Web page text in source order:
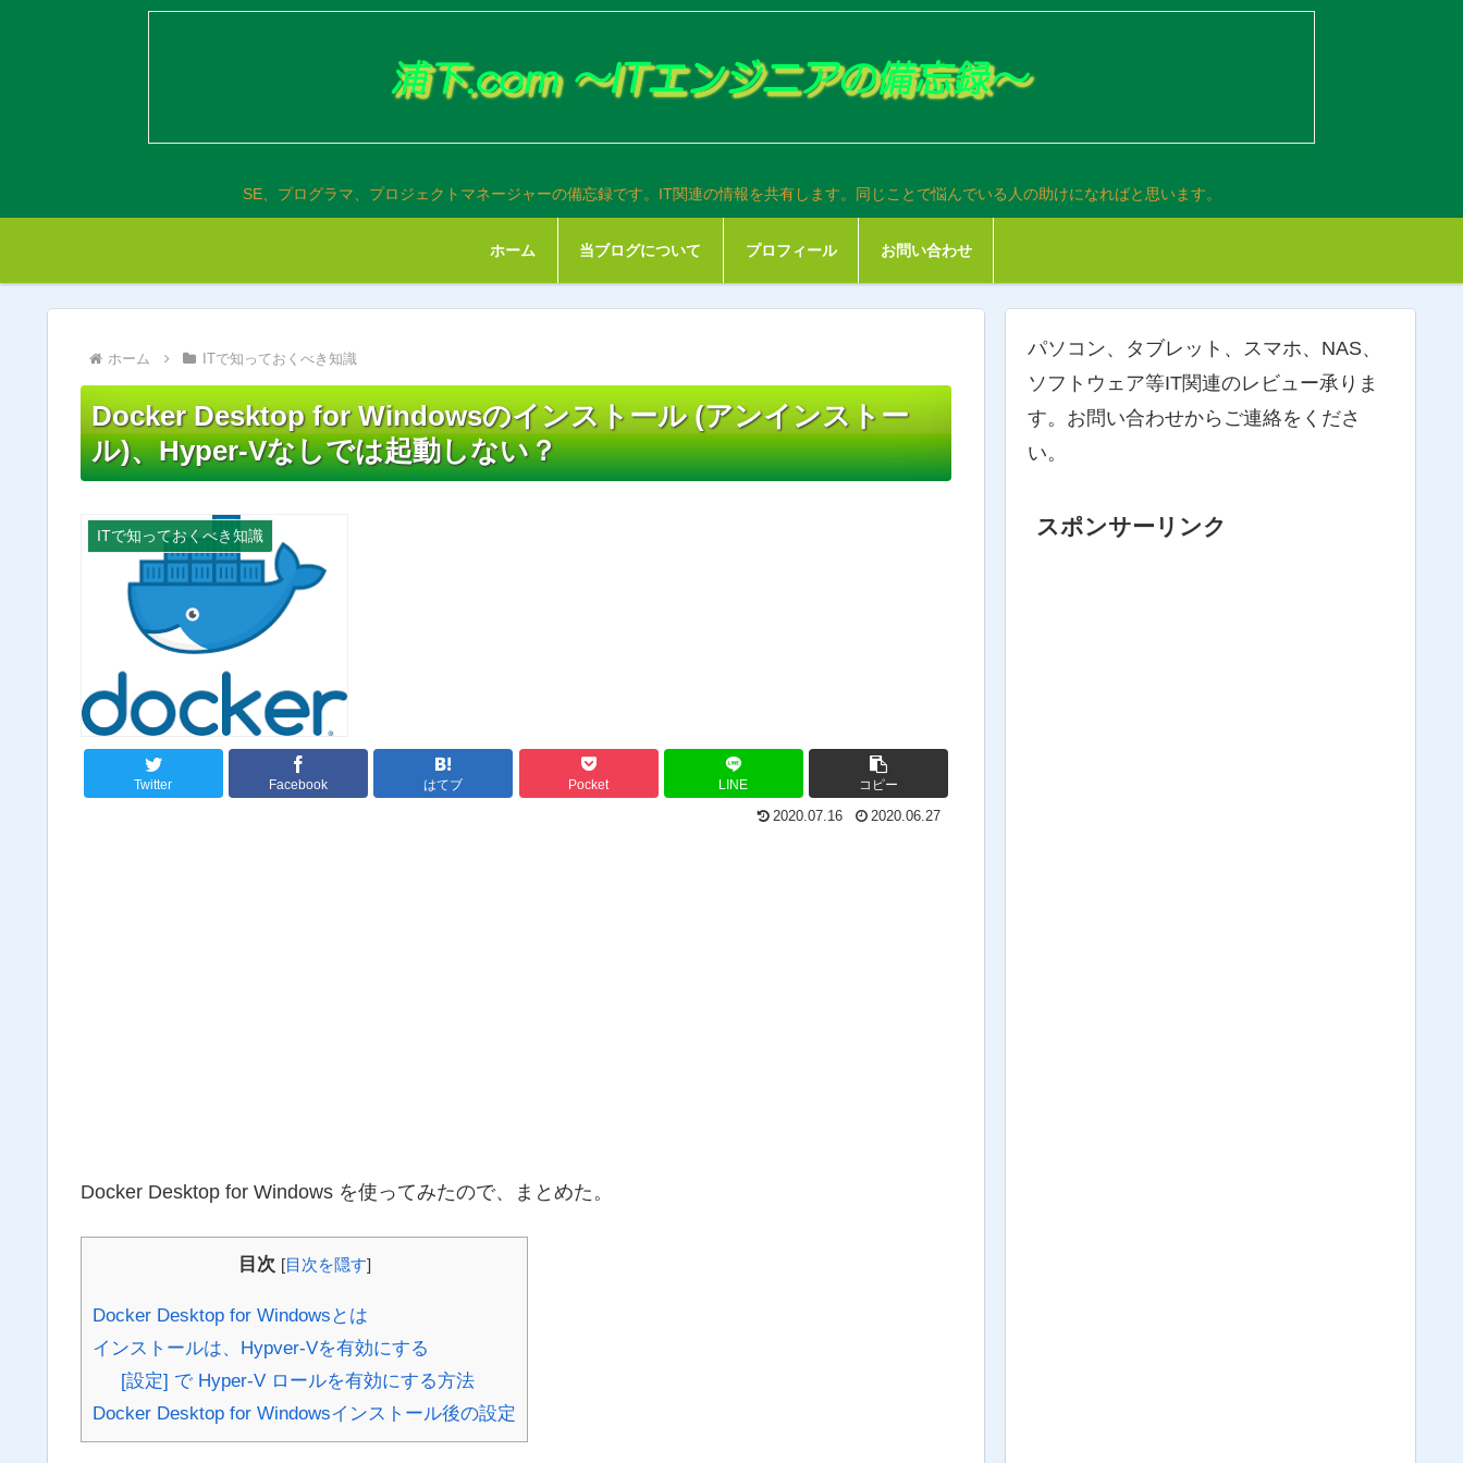
SE、プログラマ、プロジェクトマネージャーの備忘録です。IT関連の情報を共有します。同じことで悩んでいる人の助けになればと思います。
ホーム 当ブログについて プロフィール お問い合わせ
ホーム ITで知っておくべき知識
Docker Desktop for Windowsのインストール (アンインストー
ル)、Hyper-Vなしでは起動しない？
ITで知っておくべき知識
Twitter Facebook はてブ Pocket LINE コピー
2020.07.16 2020.06.27
Docker Desktop for Windows を使ってみたので、まとめた。
目次 [目次を隠す]
Docker Desktop for Windowsとは
インストールは、Hypver-Vを有効にする
[設定] で Hyper-V ロールを有効にする方法
Docker Desktop for Windowsインストール後の設定
パソコン、タブレット、スマホ、NAS、
ソフトウェア等IT関連のレビュー承りま
す。お問い合わせからご連絡をくださ
い。
スポンサーリンク